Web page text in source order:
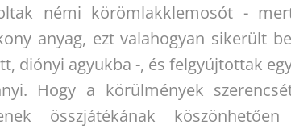
némi körömlakklemosót -
anyag, ezt valahogyan sikerült
diónyi agyukba -, és felgyújtottak
Hogy a körülmények
összjátékának